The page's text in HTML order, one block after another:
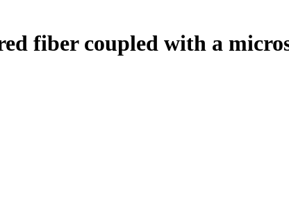
fiber coupled with a